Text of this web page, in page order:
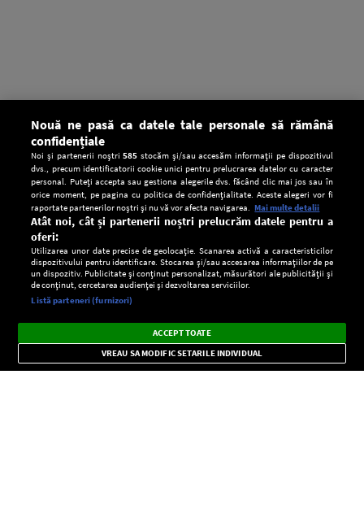
CONFIDENŢIALITATE
Setări:
Dark
Mode
Radio live, podcasturi, știri și alerte
importante.
×
Nouă ne pasă ca datele tale personale să rămână
confidențiale
Noi și partenerii noștri585 stocăm și/sau accesăm informații pe dispozitivul
dvs., precum identificatorii cookie unici pentru prelucrarea datelor cu caracter
personal. Puteți accepta sau gestiona alegerile dvs. făcând clic mai jos sau în
orice moment, pe pagina cu politica de confidențialitate. Aceste alegeri vor fi
raportate partenerilor noștri și nu vă vor afecta navigarea. Mai multe detalii
Atât noi, cât și partenerii noștri prelucrăm datele pentru a
oferi:
Utilizarea unor date precise de geolocație. Scanarea activă a caracteristicilor
dispozitivului pentru identificare. Stocarea și/sau accesarea informațiilor de pe
un dispozitiv. Publicitate și conținut personalizat, măsurători ale publicității și
de conținut, cercetarea audienței și dezvoltarea serviciilor.
Listă parteneri (furnizori)
ACCEPT TOATE
VREAU SA MODIFIC SETARILE INDIVIDUAL